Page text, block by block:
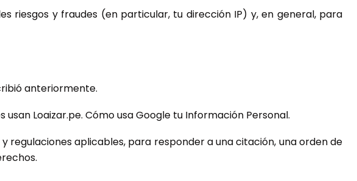
riesgos y fraudes (en particular, tu dirección IP) y, en general, para
anteriormente.
Loaizar.pe. Cómo usa Google tu Información Personal.
aplicables, para responder a una citación, una orden de